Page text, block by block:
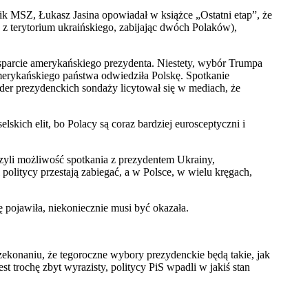
Łukasz Jasina opowiadał w książce „Ostatni etap”, że
terytorium ukraińskiego, zabijając dwóch Polaków),
amerykańskiego prezydenta. Niestety, wybór Trumpa
państwa odwiedziła Polskę. Spotkanie
prezydenckich sondaży licytował się w mediach, że
elit, bo Polacy są coraz bardziej eurosceptyczni i
możliwość spotkania z prezydentem Ukrainy,
przestają zabiegać, a w Polsce, w wielu kręgach,
niekoniecznie musi być okazała.
że tegoroczne wybory prezydenckie będą takie, jak
trochę zbyt wyrazisty, politycy PiS wpadli w jakiś stan